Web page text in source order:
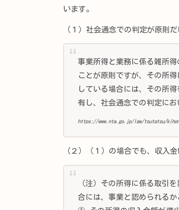
います。
（１）社会通念での判定が原則
事業所得と業務に係る雑所
ことが原則ですが、その所
している場合には、その所
有し、社会通念での判定に
https://www.nta.go.jp/law/tsutatsu/
（２）（１）の場合でも、収入
（注）その所得に係る取引
合には、事業と認められるか